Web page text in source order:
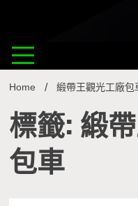
Home 緞帶王觀光工廠包
標籤: 緞
包車